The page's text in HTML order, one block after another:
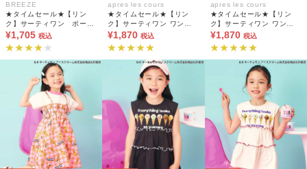
BREEZE
★タイムセール★【リン
ク】サーティワン ボーダ
ーノースリーブワンピ
¥1,705 税込
apres les cours
★タイムセール★【リン
ク】サーティワン ワンピ
ース
¥1,870 税込
apres les cours
★タイムセール★【リン
ク】サーティワン ワンピ
ース
¥1,870 税込